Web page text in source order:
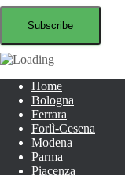
Home
Bologna
Ferrara
Forlì-Cesena
Modena
Parma
Piacenza